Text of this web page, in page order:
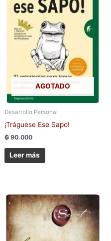
AGOTADO
Desarrollo Personal
¡Tráguese Ese Sapo!
₲ 90.000
Leer más